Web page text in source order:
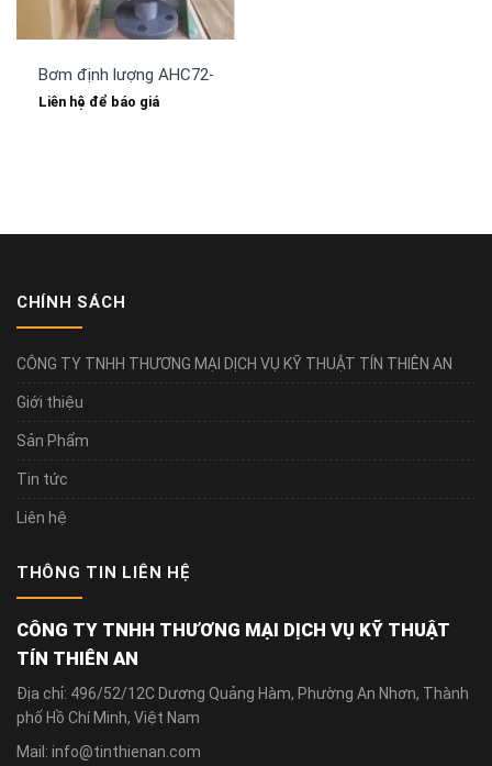
Bơm định lượng AHC72-PCT-FN (1860 lít/giờ) Nikkiso
Liên hệ để báo giá
CHÍNH SÁCH
CÔNG TY TNHH THƯƠNG MẠI DỊCH VỤ KỸ THUẬT TÍN THIÊN AN
Giới thiệu
Sản Phẩm
Tin tức
Liên hệ
THÔNG TIN LIÊN HỆ
CÔNG TY TNHH THƯƠNG MẠI DỊCH VỤ KỸ THUẬT
TÍN THIÊN AN
Địa chỉ: 496/52/12C Dương Quảng Hàm, Phường An Nhơn, Thành
phố Hồ Chí Minh, Việt Nam
Mail: info@tinthienan.com